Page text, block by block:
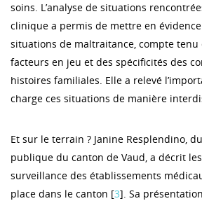
soins. L’analyse de situations
clinique a permis de mettre en
situations de maltraitance, compte tenu
facteurs en jeu et des spécificités des
histoires familiales. Elle a relevé
charge ces situations de manière
Et sur le terrain ? Janine Resplendino,
publique du canton de Vaud, a décrit
surveillance des établissements
place dans le canton [3]. Sa